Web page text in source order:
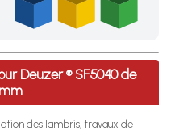
offerts en France
Deuzer ® SF5040 de
des lambris, travaux de